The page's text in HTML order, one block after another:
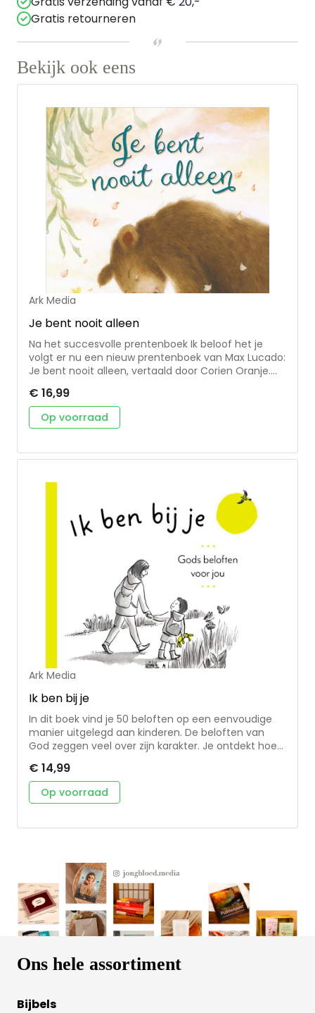
Gratis retourneren
Bekijk ook eens
Ark Media
Je bent nooit alleen
Na het succesvolle prentenboek Ik beloof het je
volgt er nu een nieuw prentenboek van Max Lucado:
Je bent nooit alleen, vertaald door Corien Oranje.
onzekerheid bij jonge kinderen. Of ze nu moeite
hebben om vrienden te maken, om iets nieuws te
leren of dat ze gewoon een verdrietige dag hebben,
worden. Het boek verzekert kinderen dat hun ouders
Eenvoudige tekst op rijm • Geschikt voor kinderen
€ 16,99
Op voorraad
Ark Media
Ik ben bij je
In dit boek vind je 50 beloften op een eenvoudige
manier uitgelegd aan kinderen. De beloften van
God zeggen veel over zijn karakter. Je ontdekt hoe
en nog zoveel meer. Beloften zijn er om je aan vast
te houden. Ze geven hoop en moed voor elke
nieuwe dag. Maak daarom jouw kind bekend met
God eenvoudig uitgelegd aan kinderen. • 50
€ 14,99
Op voorraad
Ons hele assortiment
Bijbels